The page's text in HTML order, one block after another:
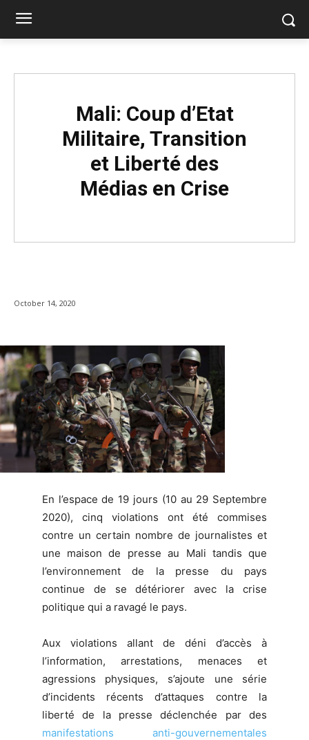
Mali: Coup d’Etat
Militaire, Transition
et Liberté des
Médias en Crise
October 14, 2020
En l’espace de 19 jours (10 au 29 Septembre
2020), cinq violations ont été commises
contre un certain nombre de journalistes et
une maison de presse au Mali tandis que
l’environnement de la presse du pays
continue de se détériorer avec la crise
politique qui a ravagé le pays.
Aux violations allant de déni d’accès à
l’information, arrestations, menaces et
agressions physiques, s’ajoute une série
d’incidents récents d’attaques contre la
liberté de la presse déclenchée par des
manifestations anti-gouvernementales